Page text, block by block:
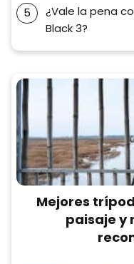
¿Vale la pena
Black 3?
Mejores
paisaje y